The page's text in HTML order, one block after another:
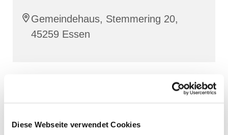
Diese Webseite verwendet Cookies
Gemeindehaus, Stemmering 20,
45259 Essen